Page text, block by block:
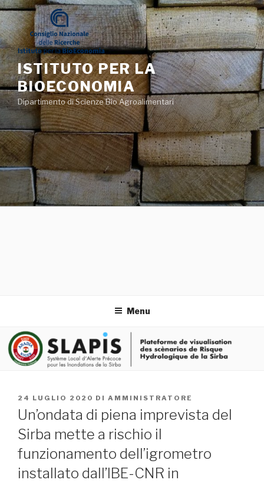
Salta
al
contenuto
ISTITUTO PER LA
BIOECONOMIA
Dipartimento di Scienze Bio Agroalimentari
Menu
PUBBLICATO
IL
24 LUGLIO 2020 DI AMMINISTRATORE
Un’ondata di piena imprevista del
Sirba mette a rischio il
funzionamento dell’igrometro
installato dall’IBE-CNR in